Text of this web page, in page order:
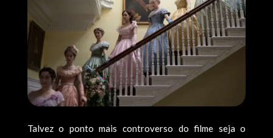
Talvez o ponto mais controverso do filme seja o